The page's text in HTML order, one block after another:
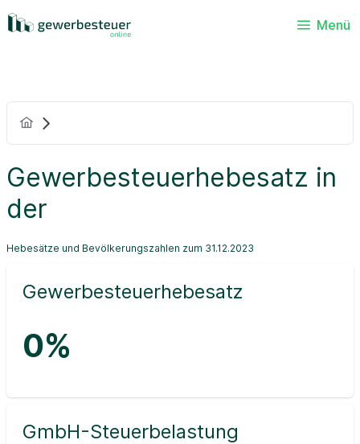
Menü
Gewerbesteuerhebesatz in
der
Hebesätze und Bevölkerungszahlen zum 31.12.2023
Gewerbesteuerhebesatz
0%
GmbH-Steuerbelastung